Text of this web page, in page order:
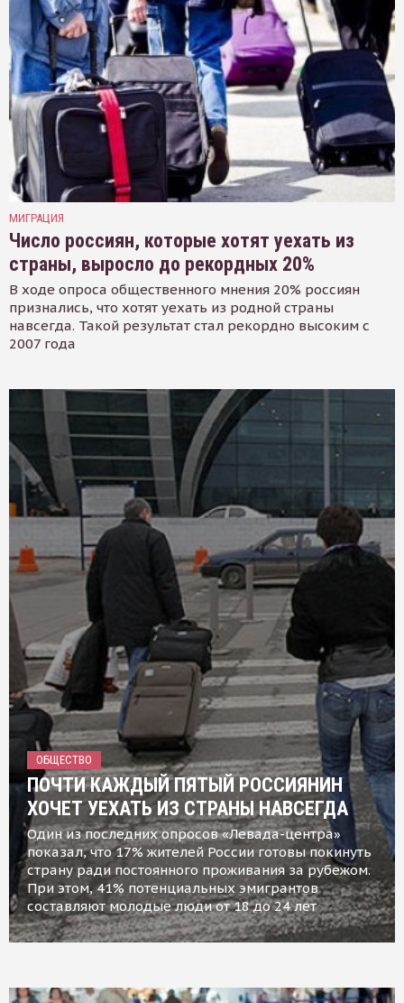
МИГРАЦИЯ
Число россиян, которые хотят уехать из
страны, выросло до рекордных 20%
В ходе опроса общественного мнения 20% россиян
признались, что хотят уехать из родной страны
навсегда. Такой результат стал рекордно высоким с
2007 года
ОБЩЕСТВО
ПОЧТИ КАЖДЫЙ ПЯТЫЙ РОССИЯНИН
ХОЧЕТ УЕХАТЬ ИЗ СТРАНЫ НАВСЕГДА
Один из последних опросов «Левада-центра»
показал, что 17% жителей России готовы покинуть
страну ради постоянного проживания за рубежом.
При этом, 41% потенциальных эмигрантов
составляют молодые люди от 18 до 24 лет